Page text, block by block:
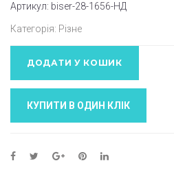
Артикул: biser-28-1656-НД
Категорія: Різне
ДОДАТИ У КОШИК
КУПИТИ В ОДИН КЛIК